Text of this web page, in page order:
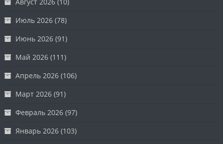
Август 2026 (10)
Июль 2026 (78)
Июнь 2026 (91)
Май 2026 (111)
Апрель 2026 (106)
Март 2026 (91)
Февраль 2026 (97)
Январь 2026 (103)